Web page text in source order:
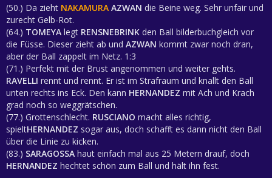
(50.) Da zieht NAKAMURA AZWAN die Beine weg. Sehr unfair und
zurecht Gelb-Rot.
(64.) TOMEYA legt RENSNEBRINK den Ball bilderbuchgleich vor
die Füsse. Dieser zieht ab und AZWAN kommt zwar noch dran,
aber der Ball zappelt im Netz. 1:3
(71.) Perfekt mit der Brust angenommen und weiter gehts.
RAVELLI rennt und rennt. Er ist im Strafraum und knallt den Ball
unten rechts ins Eck. Den kann HERNANDEZ mit Ach und Krach
grad noch so weggrätschen.
(77.) Grottenschlecht. RUSCIANO macht alles richtig,
spieltHERNANDEZ sogar aus, doch schafft es dann nicht den Ball
über die Linie zu kicken.
(83.) SARAGOSSA haut einfach mal aus 25 Metern drauf, doch
HERNANDEZ hechtet schön zum Ball und hält ihn fest.